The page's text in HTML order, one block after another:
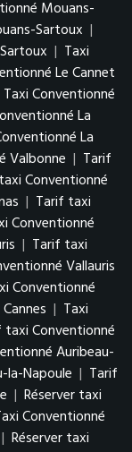
Mouans-
Sartoux |
| Taxi
Le Cannet
Taxi Conventionné
La
La
Valbonne | Tarif
Conventionné
| Tarif taxi
Conventionné
| Tarif taxi
Vallauris
Conventionné
| Taxi
taxi Conventionné
Auribeau-
la-Napoule | Tarif
| Réserver taxi
Conventionné
| Réserver taxi